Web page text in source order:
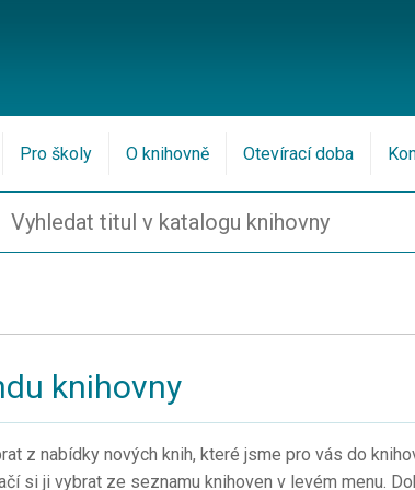
Pro školy O knihovně Otevírací doba
knihovny
z nabídky nových knih, které jsme pro vás do
si ji vybrat ze seznamu knihoven v levém menu.